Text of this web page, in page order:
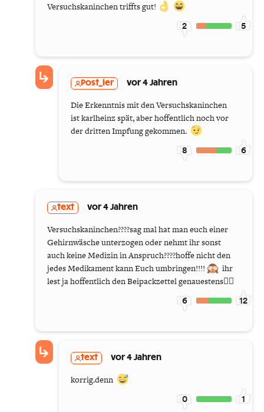
Versuchskaninchen triffts gut!
2 5
Post_ler vor 4 Jahren
Die Erkenntnis mit den Versuchskaninchen
ist karlheinz spät, aber hoffentlich noch vor
der dritten Impfung gekommen.
8 6
text vor 4 Jahren
Versuchskaninchen????sag mal hat man euch einer
Gehirnwäsche unterzogen oder nehmt ihr sonst
auch keine Medizin in Anspruch????hoffe nicht den
jedes Medikament kann Euch umbringen!!!!
ihr
lest ja hoffentlich den Beipackzettel genauestens🤦‍♀️
6 12
text vor 4 Jahren
korrig.denn
0 1